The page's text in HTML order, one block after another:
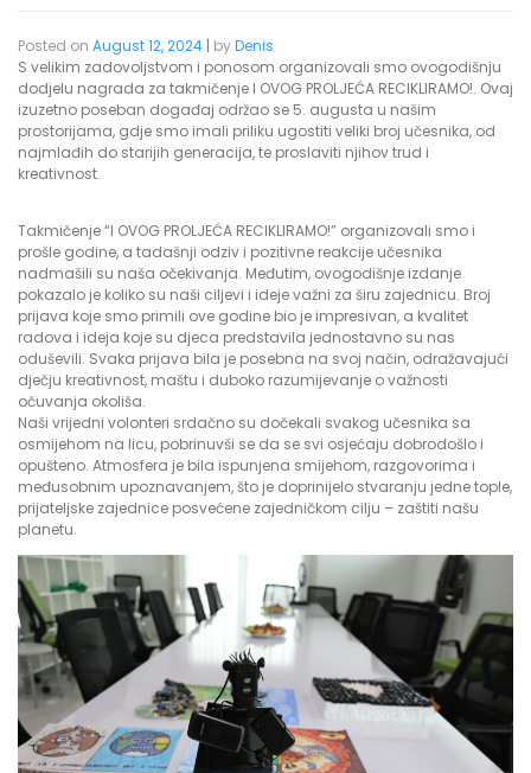
Posted on August 12, 2024 | byDenis
S velikim zadovoljstvom i ponosom organizovali smo ovogodišnju
dodjelu nagrada za takmičenje I OVOG PROLJEĆA RECIKLIRAMO!. Ovaj
izuzetno poseban događaj održao se 5. augusta u našim
prostorijama, gdje smo imali priliku ugostiti veliki broj učesnika, od
najmlađih do starijih generacija, te proslaviti njihov trud i
kreativnost.
Takmičenje “I OVOG PROLJEĆA RECIKLIRAMO!” organizovali smo i
prošle godine, a tadašnji odziv i pozitivne reakcije učesnika
nadmašili su naša očekivanja. Međutim, ovogodišnje izdanje
pokazalo je koliko su naši ciljevi i ideje važni za širu zajednicu. Broj
prijava koje smo primili ove godine bio je impresivan, a kvalitet
radova i ideja koje su djeca predstavila jednostavno su nas
oduševili. Svaka prijava bila je posebna na svoj način, odražavajući
dječju kreativnost, maštu i duboko razumijevanje o važnosti
očuvanja okoliša.
Naši vrijedni volonteri srdačno su dočekali svakog učesnika sa
osmijehom na licu, pobrinuvši se da se svi osjećaju dobrodošlo i
opušteno. Atmosfera je bila ispunjena smijehom, razgovorima i
međusobnim upoznavanjem, što je doprinijelo stvaranju jedne tople,
prijateljske zajednice posvećene zajedničkom cilju – zaštiti našu
planetu.